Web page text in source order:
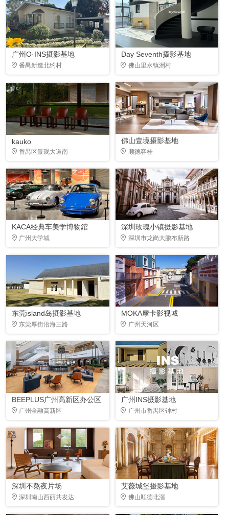
广州O·INS摄影基地
番禺新造北约村
Day Seventh摄影基地
佛山里水镇洲村
kauko
番禺区景观大道南
佛山壹境摄影基地
顺德容桂
KACA经典车美学博物錧
广州大学城
深圳玫瑰小镇摄影基地
深圳市龙岗大鹏布新路
东莞island岛摄影基地
东莞厚街沿海三路
MOKA摩卡影视城
广州天河区
BEEPLUS广州高新区办公区
广州金融高新区
广州INS摄影基地
广州市番禺区钟村
深圳不熬夜片场
深圳南山西丽共发达
艾薇城堡摄影基地
佛山顺德北滘